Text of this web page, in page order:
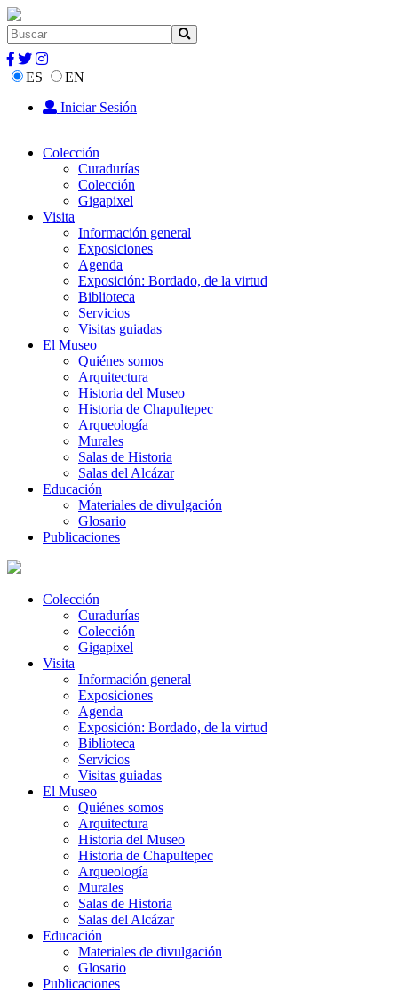
ES
EN
Iniciar Sesión
Colección
Curadurías
Colección
Gigapixel
Visita
Información general
Exposiciones
Agenda
Exposición: Bordado, de la virtud
Biblioteca
Servicios
Visitas guiadas
El Museo
Quiénes somos
Arquitectura
Historia del Museo
Historia de Chapultepec
Arqueología
Murales
Salas de Historia
Salas del Alcázar
Educación
Materiales de divulgación
Glosario
Publicaciones
Colección
Curadurías
Colección
Gigapixel
Visita
Información general
Exposiciones
Agenda
Exposición: Bordado, de la virtud
Biblioteca
Servicios
Visitas guiadas
El Museo
Quiénes somos
Arquitectura
Historia del Museo
Historia de Chapultepec
Arqueología
Murales
Salas de Historia
Salas del Alcázar
Educación
Materiales de divulgación
Glosario
Publicaciones